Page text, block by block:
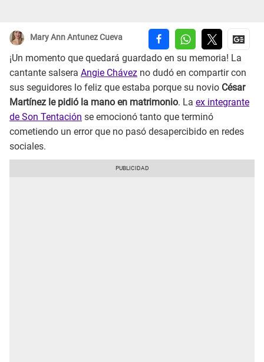
Mary Ann Antunez Cueva
¡Un momento que quedará guardado en su memoria! La
cantante salsera Angie Chávez no dudó en compartir con
sus seguidores lo feliz que estaba porque su novio César
Martínez le pidió la mano en matrimonio. La ex integrante
de Son Tentación se emocionó tanto que terminó
cometiendo un error que no pasó desapercibido en redes
sociales.